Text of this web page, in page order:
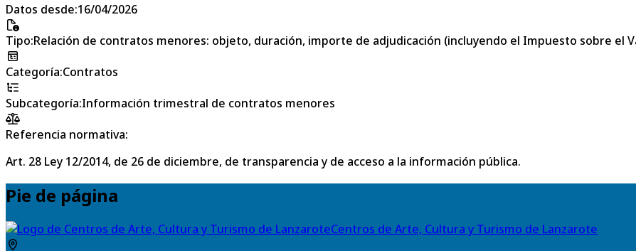
Datos desde:16/04/2026
Tipo:Relación de contratos menores: objeto, duración, importe de adjudicación (incluyendo el Impuesto sobre el
Categoría:Contratos
Subcategoría:Información trimestral de contratos menores
Referencia normativa:
Art. 28 Ley 12/2014, de 26 de diciembre, de transparencia y de acceso a la información pública.
Pie de página
Centros de Arte, Cultura y Turismo de Lanzarote